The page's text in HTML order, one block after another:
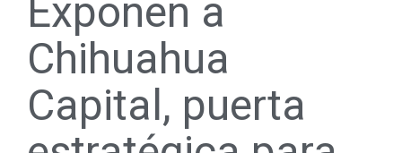
Exponen a
Chihuahua
Capital, puerta